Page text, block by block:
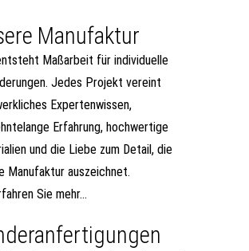
Manufaktur
Maßarbeit für individuelle
Jedes Projekt vereint
Expertenwissen,
Erfahrung, hochwertige
und die Liebe zum Detail, die
Manufaktur auszeichnet.
Sie mehr...